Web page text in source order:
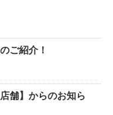
ご紹介！
舗】からのお知ら